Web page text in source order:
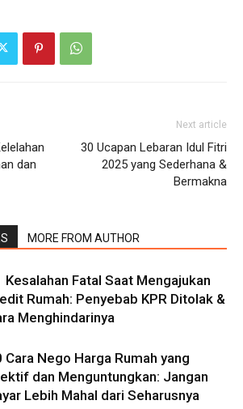
dan
Next article
30 Ucapan Lebaran Idul Fitri
2025 yang Sederhana &
Bermakna
MORE FROM AUTHOR
Kesalahan Fatal Saat Mengajukan
Rumah: Penyebab KPR Ditolak &
Menghindarinya
Cara Nego Harga Rumah yang
dan Menguntungkan: Jangan
Lebih Mahal dari Seharusnya